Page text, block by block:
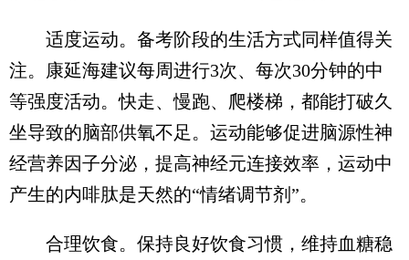
适度运动。备考阶段的生活方式同样值得关
注。康延海建议每周进行3次、每次30分钟的中
等强度活动。快走、慢跑、爬楼梯，都能打破久
坐导致的脑部供氧不足。运动能够促进脑源性神
经营养因子分泌，提高神经元连接效率，运动中
产生的内啡肽是天然的“情绪调节剂”。
合理饮食。保持良好饮食习惯，维持血糖稳